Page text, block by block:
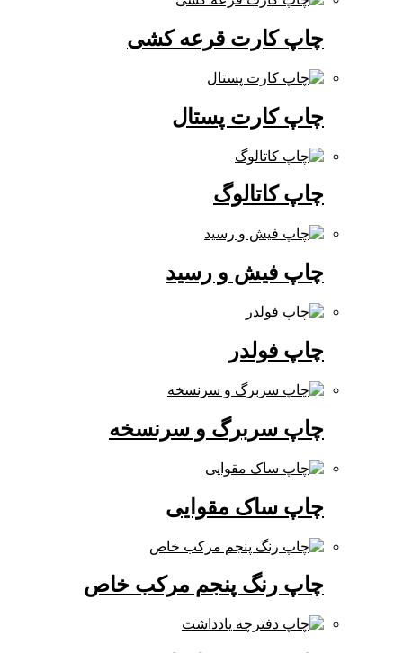
چاپ کارت قرعه کشی
چاپ کارت پستال
چاپ کاتالوگ
چاپ فیش و رسید
چاپ فولدر
چاپ سربرگ و سرنسخه
چاپ ساک مقوایی
چاپ رنگ پنجم مرکب خاص